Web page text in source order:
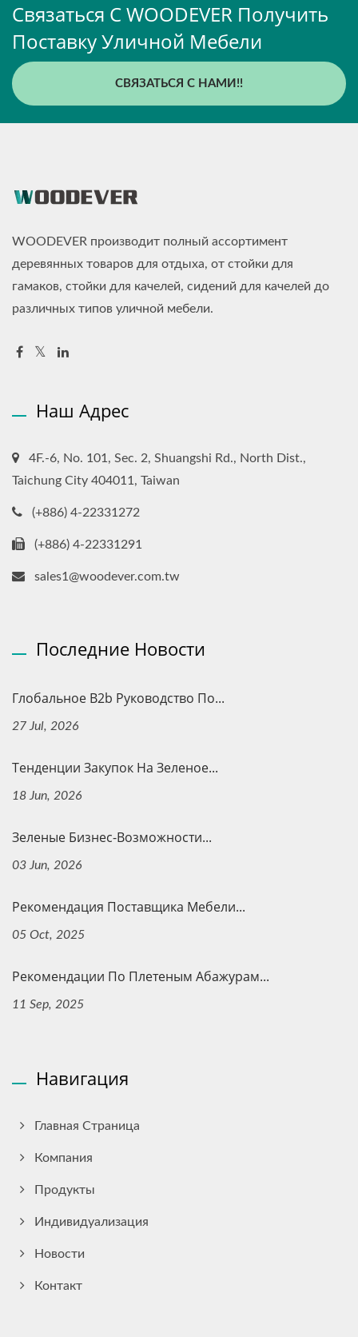
Связаться С WOODEVER Получить
Поставку Уличной Мебели
СВЯЗАТЬСЯ С НАМИ!!
WOODEVER производит полный ассортимент
деревянных товаров для отдыха, от стойки для
гамаков, стойки для качелей, сидений для качелей до
различных типов уличной мебели.
Наш Адрес
4F.-6, No. 101, Sec. 2, Shuangshi Rd., North Dist.,
Taichung City 404011, Taiwan
(+886) 4-22331272
(+886) 4-22331291
sales1@woodever.com.tw
Последние Новости
Глобальное B2b Руководство По...
27 Jul, 2026
Тенденции Закупок На Зеленое...
18 Jun, 2026
Зеленые Бизнес-Возможности...
03 Jun, 2026
Рекомендация Поставщика Мебели...
05 Oct, 2025
Рекомендации По Плетеным Абажурам...
11 Sep, 2025
Навигация
Главная Страница
Компания
Продукты
Индивидуализация
Новости
Контакт